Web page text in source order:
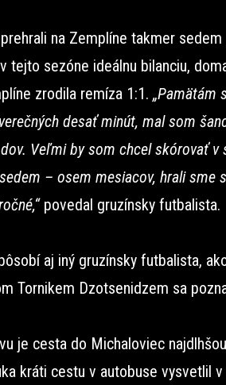
na Zemplíne takmer
tejto sezóne ideálnu bilanciu,
zrodila remíza 1:1. „Pamätám
desať minút, mal som
Veľmi by som chcel skórovať v
– osem mesiacov, hrali sme
povedal gruzínsky futbalista.
aj iný gruzínsky futbalista,
Tornikem Dzotsenidzem sa
je cesta do Michaloviec
kráti cestu v autobuse vysvetlil